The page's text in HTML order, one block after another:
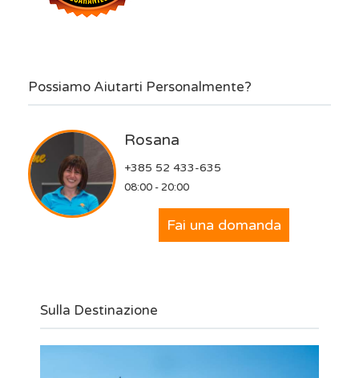
Possiamo Aiutarti Personalmente?
Rosana
+385 52 433-635
08:00 - 20:00
Fai una domanda
Sulla Destinazione